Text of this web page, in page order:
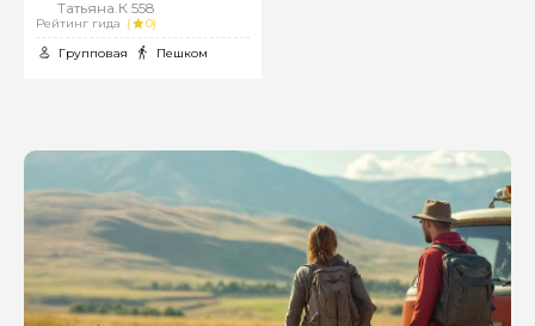
Татьяна.К 558
Рейтинг гида (
0)
Групповая
Пешком